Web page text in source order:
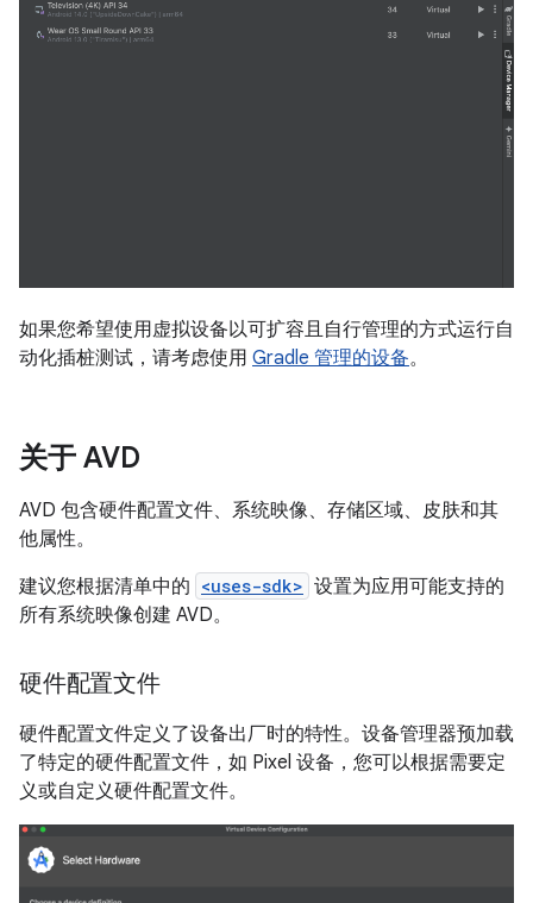
如果您希望使用虚拟设备以可扩容且自行管理的方式运行自
动化插桩测试，请考虑使用 Gradle 管理的设备。
关于 AVD
AVD 包含硬件配置文件、系统映像、存储区域、皮肤和其
他属性。
建议您根据清单中的 <uses-sdk> 设置为应用可能支持的
所有系统映像创建 AVD。
硬件配置文件
硬件配置文件定义了设备出厂时的特性。设备管理器预加载
了特定的硬件配置文件，如 Pixel 设备，您可以根据需要定
义或自定义硬件配置文件。